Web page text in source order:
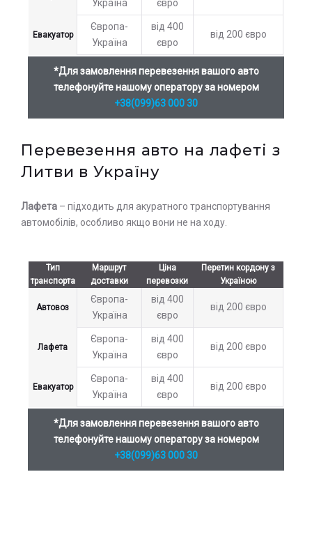
Україна
євро
Евакуатор
Європа-
Україна
від 400
євро
від 200 євро
*Для замовлення перевезення вашого авто
телефонуйте нашому оператору за номером
+38(099)63 000 30
Перевезення авто на лафеті з
Литви в Україну
Лафета – підходить для акуратного транспортування
автомобілів, особливо якщо вони не на ходу.
Тип
транспорта
Маршрут
доставки
Ціна
перевозки
Перетин кордону з
Україною
Автовоз
Європа-
Україна
від 400
євро
від 200 євро
Лафета
Європа-
Україна
від 400
євро
від 200 євро
Евакуатор
Європа-
Україна
від 400
євро
від 200 євро
*Для замовлення перевезення вашого авто
телефонуйте нашому оператору за номером
+38(099)63 000 30
Оставьте заявку на просчет
стоимости услуг с нашим
Залиште заявку на прорахунок
вартості послуг з нашим